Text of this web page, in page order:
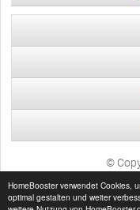
HomeBooster verwendet Cookies,
optimal gestalten und weiter
©